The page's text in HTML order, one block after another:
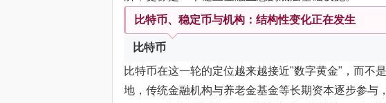
比特币、稳定币与机构：结构性变化正在发生
比特币
比特币在这一轮的定位越来越接近"数字黄金"，而不
地，传统金融机构与养老金基金等长期资本逐步参与